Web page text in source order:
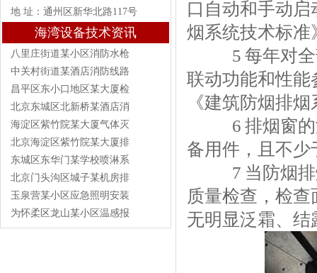
地 址：通州区新华北路117号
海湾设备技术资讯
八里庄街道某小区消防水枪
中关村街道某酒店消防线路
昌平区东小口地区某大厦检
北京东城区北新桥某酒店消
海淀区紫竹院某大厦气体灭
北京海淀区紫竹院某大厦排
东城区东华门某学校喷淋系
北京门头沟区城子某机房排
玉泉营某小区应急照明安装
为怀柔区龙山某小区温感报
口自动和手动
烟系统技术标准
5 每年对全
联动功能和性能
《建筑防烟排
6 排烟窗的
备用件，且不少
7 当防烟排
质量检查，检
无明显泛霜、